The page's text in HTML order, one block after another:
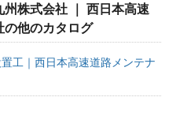
株式会社 ｜ 西日本高速
の他のカタログ
工｜西日本高速道路メンテナ